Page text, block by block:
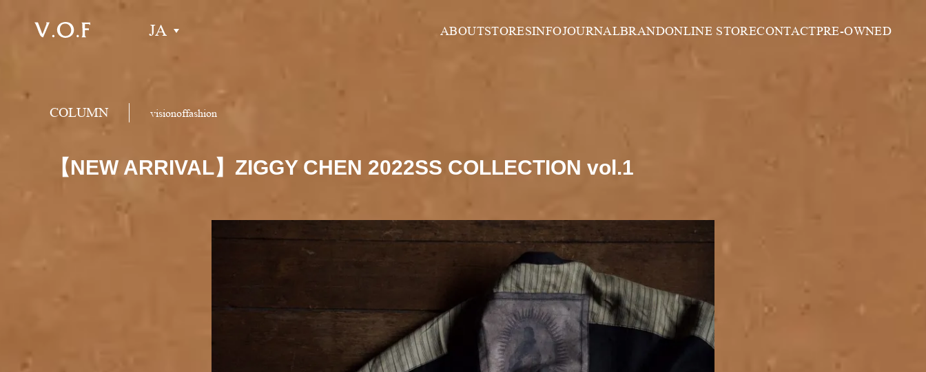
JA ABOUTSTORESINFOJOURNALBRANDONLINE STORECONTACTPRE-OWNED
COLUMN visionoffashion
【NEW ARRIVAL】ZIGGY CHEN 2022SS COLLECTION vol.1